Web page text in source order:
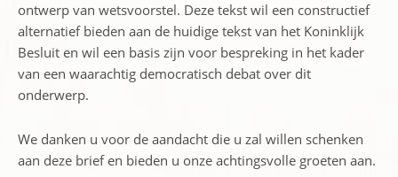
ontwerp van wetsvoorstel. Deze tekst wil een constructief
alternatief bieden aan de huidige tekst van het Koninklijk
Besluit en wil een basis zijn voor bespreking in het kader
van een waarachtig democratisch debat over dit
onderwerp.
We danken u voor de aandacht die u zal willen schenken
aan deze brief en bieden u onze achtingsvolle groeten aan.